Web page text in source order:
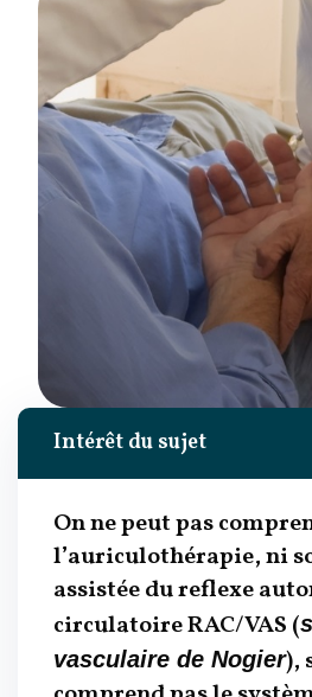
Intérêt du sujet
On ne peut pas
l’auriculothérapie, ni
assistée du reflexe
circulatoire RAC/VAS (
vasculaire de Nogier),